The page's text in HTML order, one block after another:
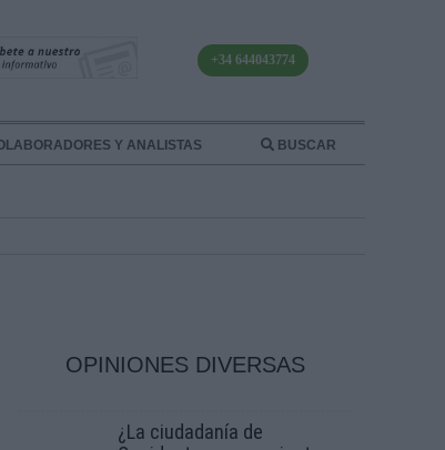
+34 644043774
Y ANALISTAS BUSCAR
OPINIONES DIVERSAS
¿La ciudadanía de